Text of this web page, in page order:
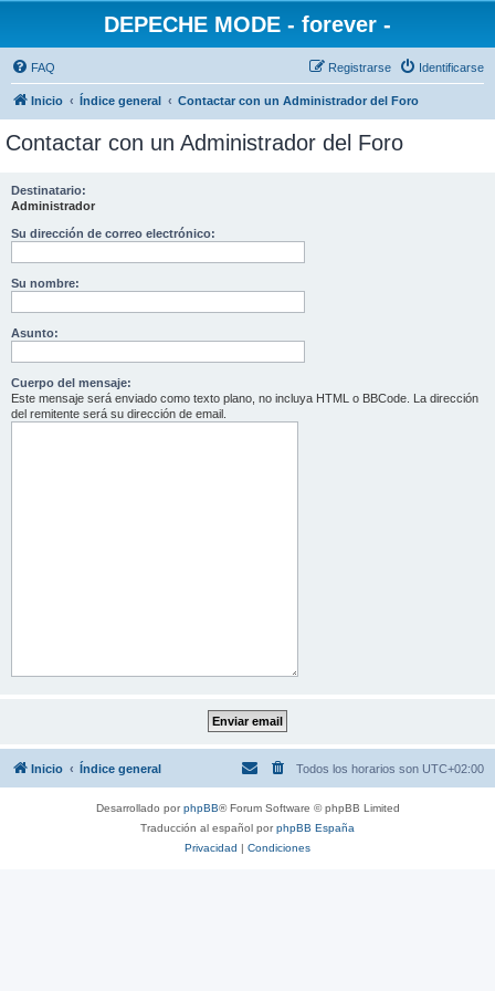
DEPECHE MODE - forever -
FAQ Identificarse
Registrarse
Inicio Índice general Contactar con un Administrador del Foro
Contactar con un Administrador del Foro
Destinatario:
Administrador
Su dirección de correo electrónico:
Su nombre:
Asunto:
Cuerpo del mensaje:
Este mensaje será enviado como texto plano, no incluya HTML o BBCode. La dirección
del remitente será su dirección de email.
Inicio Índice general Todos los horarios son UTC+02:00
Desarrollado porphpBB® Forum Software © phpBB Limited
Traducción al español porphpBB España
Privacidad | Condiciones